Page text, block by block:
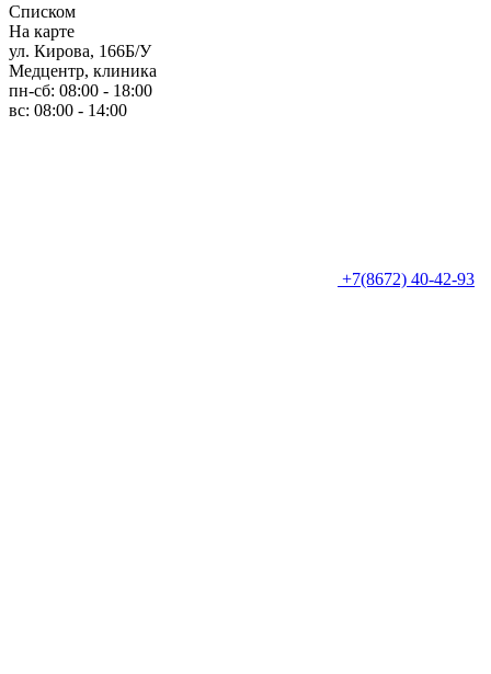
Списком
На карте
ул. Кирова, 166Б/У
Медцентр, клиника
пн-сб: 08:00 - 18:00
вс: 08:00 - 14:00
+7(8672) 40-42-93